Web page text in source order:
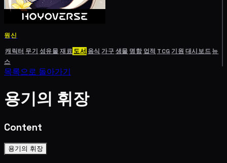
원신
캐릭터 무기 성유물재료도서 음식 가구생물 명함 업적 TCG기원 대시보드뉴
스
목록으로 돌아가기
용기의 휘장
Content
용기의 휘장